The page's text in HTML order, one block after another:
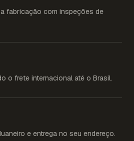
fabricação com inspeções de
o frete internacional até o Brasil.
e entrega no seu endereço.